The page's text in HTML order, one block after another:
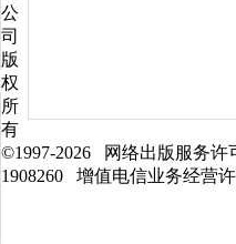
公
司
版
权
所
有
©1997-2026 网络出版服务许
1908260 增值电信业务经营